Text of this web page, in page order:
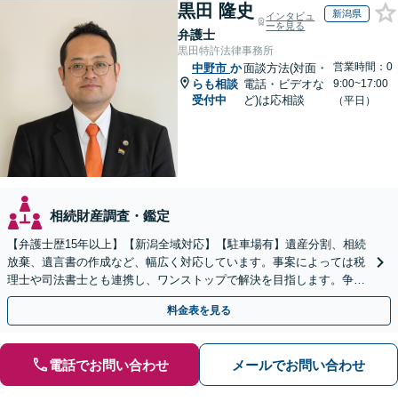
黒田 隆史
弁護士
インタビュ
ーを見る
新潟県
黒田特許法律事務所
中野市 か
らも相談
受付中
面談方法(対面・
電話・ビデオな
ど)は応相談
営業時間：0
9:00~17:00
（平日）
相続財産調査・鑑定
【弁護士歴15年以上】【新潟全域対応】【駐車場有】遺産分割、相続
放棄、遺言書の作成など、幅広く対応しています。事案によっては税
理士や司法書士とも連携し、ワンストップで解決を目指します。争い
を防ぐためにもぜひご相談ください。【分割払い可】
料金表を見る
電話でお問い合わせ メールでお問い合わせ